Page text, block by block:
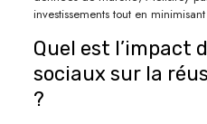
investissements tout en
Quel est l’impact
sociaux sur la
?